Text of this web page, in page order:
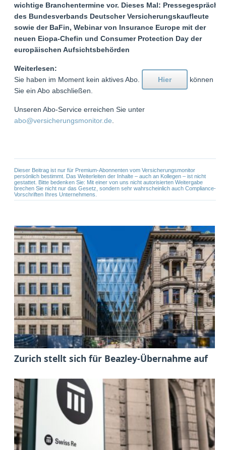
wichtige Branchentermine vor. Dieses Mal: Pressegespräch
des Bundesverbands Deutscher Versicherungskaufleute
sowie der BaFin, Webinar von Insurance Europe mit der
neuen Eiopa-Chefin und Consumer Protection Day der
europäischen Aufsichtsbehörden
Weiterlesen:
Sie haben im Moment kein aktives Abo.
Hier
können
Sie ein Abo abschließen.
Unseren Abo-Service erreichen Sie unter
abo@versicherungsmonitor.de
Dieser Beitrag ist nur für Premium-Abonnenten vom Versicherungsmonitor
persönlich bestimmt. Das Weiterleiten der Inhalte – auch an Kollegen – ist nicht
gestattet. Bitte bedenken Sie: Mit einer von uns nicht autorisierten Weitergabe
brechen Sie nicht nur das Gesetz, sondern sehr wahrscheinlich auch Compliance-
Vorschriften Ihres Unternehmens.
Zurich stellt sich für Beazley-Übernahme auf